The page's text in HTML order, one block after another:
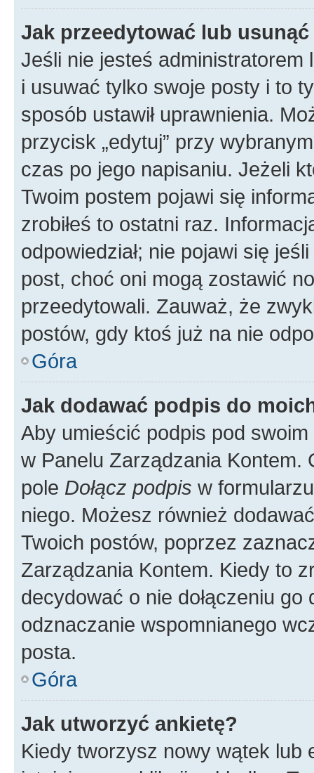
Jak przeedytować lub
Jeśli nie jesteś
i usuwać tylko swoje posty i to
sposób ustawił uprawnienia.
przycisk „edytuj” przy
czas po jego napisaniu. Jeżeli
Twoim postem pojawi się
zrobiłeś to ostatni raz.
odpowiedział; nie pojawi się
post, choć oni mogą zostawić
przeedytowali. Zauważ, że
postów, gdy ktoś już na nie
Góra
Jak dodawać podpis do
Aby umieścić podpis pod
w Panelu Zarządzania
pole Dołącz podpis w
niego. Możesz również
Twoich postów, poprzez
Zarządzania Kontem. Kiedy to
decydować o nie dołączeniu
odznaczanie wspomnianego
posta.
Góra
Jak utworzyć ankietę?
Kiedy tworzysz nowy wątek lub